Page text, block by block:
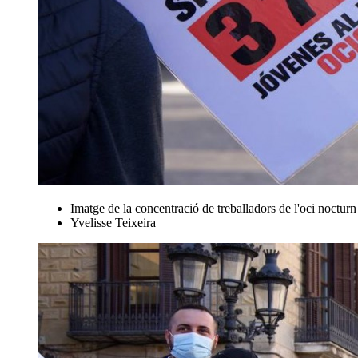
Imatge de la concentració de treballadors de l'oci
Yvelisse Teixeira